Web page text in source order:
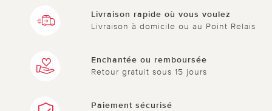
Livraison rapide où vous voulez
Livraison à domicile ou au Point Relais
Enchantée ou remboursée
Retour gratuit sous 15 jours
Paiement sécurisé